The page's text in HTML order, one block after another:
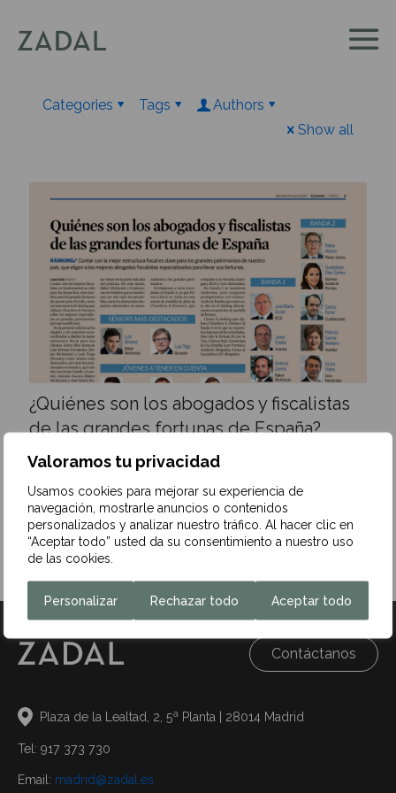
Valoramos tu privacidad
Usamos cookies para mejorar su experiencia de
navegación, mostrarle anuncios o contenidos
personalizados y analizar nuestro tráfico. Al hacer clic en
“Aceptar todo” usted da su consentimiento a nuestro uso
de las cookies.
Personalizar Rechazar todo Aceptar todo
Categories Tags
Authors
Show all
¿Quiénes son los abogados y fiscalistas
de las grandes fortunas de España?
24 de julio de 2024
El ránking que elabora Chambers & Partners sobre los
expertos en grandes patrimonios (Private Wealth Law) ha
elegido en su presente edición…
Leer más
Contáctanos
Plaza de la Lealtad, 2, 5ª Planta | 28014 Madrid
Tel: 917 373 730
Email: madrid@zadal.es